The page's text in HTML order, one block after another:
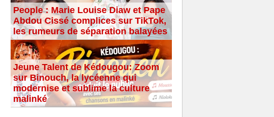
People : Marie Louise Diaw et Pape
Abdou Cissé complices sur TikTok,
les rumeurs de séparation balayées
Jeune Talent de Kédougou: Zoom
sur Binouch, la lycéenne qui
modernise et sublime la culture
malinké